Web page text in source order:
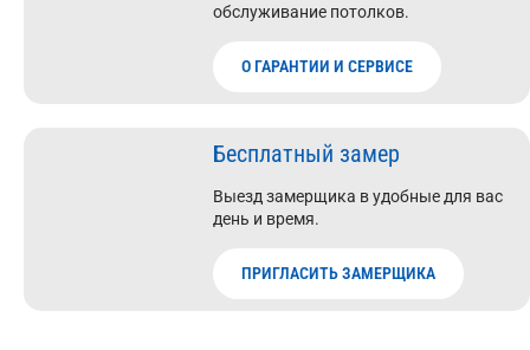
обслуживание потолков.
О ГАРАНТИИ И СЕРВИСЕ
Бесплатный замер
Выезд замерщика в удобные для вас
день и время.
ПРИГЛАСИТЬ ЗАМЕРЩИКА